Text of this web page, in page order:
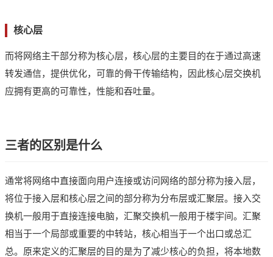
核心层
而将网络主干部分称为核心层，核心层的主要目的在于通过高速
转发通信，提供优化，可靠的骨干传输结构，因此核心层交换机
应拥有更高的可靠性，性能和吞吐量。
三者的区别是什么
通常将网络中直接面向用户连接或访问网络的部分称为接入层，
将位于接入层和核心层之间的部分称为分布层或汇聚层。接入交
换机一般用于直接连接电脑，汇聚交换机一般用于楼宇间。汇聚
相当于一个局部或重要的中转站，核心相当于一个出口或总汇
总。原来定义的汇聚层的目的是为了减少核心的负担，将本地数